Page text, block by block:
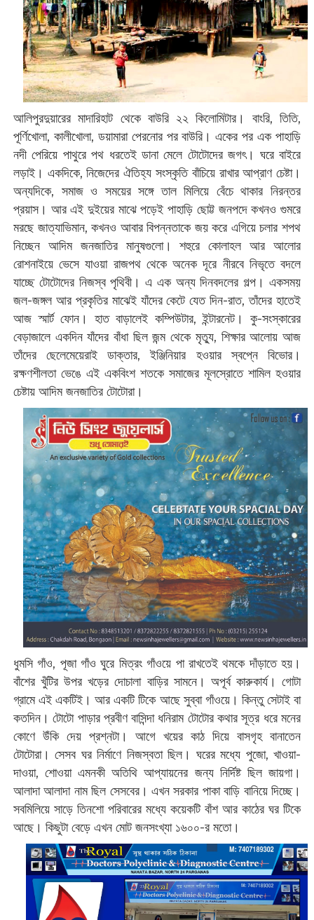
আলিপুরদুয়ারের মাদারিহাট থেকে বাউরি ২২ কিলোমিটার। বাংরি, তিতি,
পূর্ণিখোলা, কালীখোলা, ডয়ামারা পেরনোর পর বাউরি। একের পর এক পাহাড়ি
নদী পেরিয়ে পাথুরে পথ ধরতেই ডানা মেলে টোটোদের জগৎ। ঘরে বাইরে
লড়াই। একদিকে, নিজেদের ঐতিহ্য সংস্কৃতি বাঁচিয়ে রাখার আপ্রাণ চেষ্টা।
অন্যদিকে, সমাজ ও সময়ের সঙ্গে তাল মিলিয়ে বেঁচে থাকার নিরন্তর
প্রয়াস। আর এই দুইয়ের মাঝে পড়েই পাহাড়ি ছোট্ট জনপদে কখনও গুমরে
মরছে জাত্যাভিমান, কখনও আবার বিপন্নতাকে জয় করে এগিয়ে চলার শপথ
নিচ্ছেন আদিম জনজাতির মানুষগুলো। শহুরে কোলাহল আর আলোর
রোশনাইয়ে ভেসে যাওয়া রাজপথ থেকে অনেক দূরে নীরবে নিভৃতে বদলে
যাচ্ছে টোটোদের নিজস্ব পৃথিবী। এ এক অন্য দিনবদলের গল্প। একসময়
জল-জঙ্গল আর প্রকৃতির মাঝেই যাঁদের কেটে যেত দিন-রাত, তাঁদের হাতেই
আজ স্মার্ট ফোন। হাত বাড়ালেই কম্পিউটার, ইন্টারনেট। কু-সংস্কারের
বেড়াজালে একদিন যাঁদের বাঁধা ছিল জন্ম থেকে মৃত্যু, শিক্ষার আলোয় আজ
তাঁদের ছেলেমেয়েরাই ডাক্তার, ইঞ্জিনিয়ার হওয়ার স্বপ্নে বিভোর।
রক্ষণশীলতা ভেঙে এই একবিংশ শতকে সমাজের মূলস্রোতে শামিল হওয়ার
চেষ্টায় আদিম জনজাতির টোটোরা।
ধুমসি গাঁও, পূজা গাঁও ঘুরে মিত্রং গাঁওয়ে পা রাখতেই থমকে দাঁড়াতে হয়।
বাঁশের খুঁটির উপর খড়ের দোচালা বাড়ির সামনে। অপূর্ব কারুকার্য। গোটা
গ্রামে এই একটিই। আর একটি টিকে আছে সুব্বা গাঁওয়ে। কিন্তু সেটাই বা
কতদিন। টোটো পাড়ার প্রবীণ বাসিন্দা ধনিরাম টোটোর কথার সূত্র ধরে মনের
কোণে উঁকি দেয় প্রশ্নটা। আগে খয়ের কাঠ দিয়ে বাসগৃহ বানাতেন
টোটোরা। সেসব ঘর নির্মাণে নিজস্বতা ছিল। ঘরের মধ্যে পুজো, খাওয়া-
দাওয়া, শোওয়া এমনকী অতিথি আপ্যায়নের জন্য নির্দিষ্ট ছিল জায়গা।
আলাদা আলাদা নাম ছিল সেসবের। এখন সরকার পাকা বাড়ি বানিয়ে দিচ্ছে।
সবমিলিয়ে সাড়ে তিনশো পরিবারের মধ্যে কয়েকটি বাঁশ আর কাঠের ঘর টিকে
আছে। কিছুটা বেড়ে এখন মোট জনসংখ্যা ১৬০০-র মতো।